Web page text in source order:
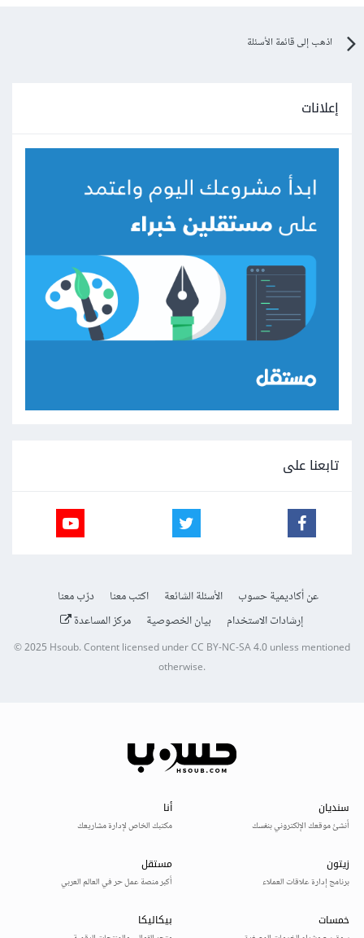
اذهب إلى قائمة الأسئلة
إعلانات
تابعنا على
عن أكاديمية حسوب الأسئلة الشائعة اكتب معنا
درّب معنا
إرشادات الاستخدام
بيان الخصوصية مركز المساعدة
© 2025Hsoub.Content licensed underCC BY-NC-SA 4.0unless mentioned
otherwise.